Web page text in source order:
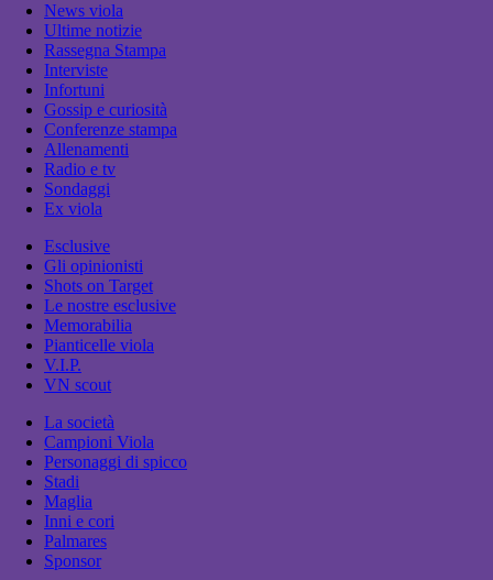
News viola
Ultime notizie
Rassegna Stampa
Interviste
Infortuni
Gossip e curiosità
Conferenze stampa
Allenamenti
Radio e tv
Sondaggi
Ex viola
Esclusive
Gli opinionisti
Shots on Target
Le nostre esclusive
Memorabilia
Pianticelle viola
V.I.P.
VN scout
La società
Campioni Viola
Personaggi di spicco
Stadi
Maglia
Inni e cori
Palmares
Sponsor